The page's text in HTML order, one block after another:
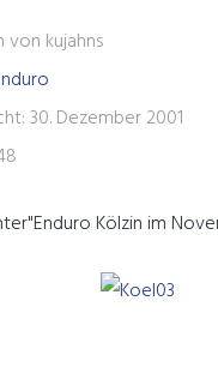
von kujahns
30. Dezember 2001
Kölzin im